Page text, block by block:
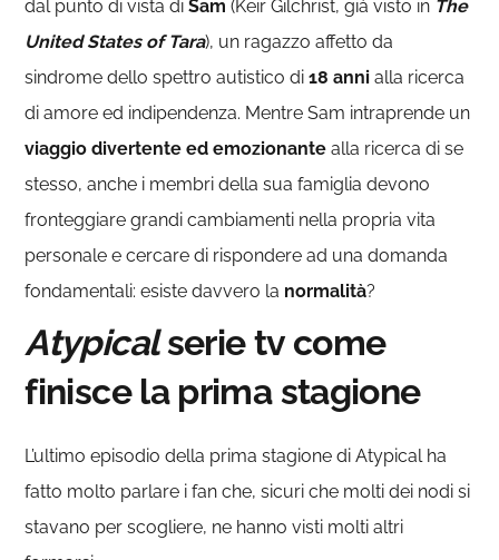
dal punto di vista diSam (Keir Gilchrist, già visto in The
United States of Tara), un ragazzo affetto da
sindrome dello spettro autistico di18 anni alla ricerca
di amore ed indipendenza. Mentre Sam intraprende un
viaggio divertente ed emozionante alla ricerca di se
stesso, anche i membri della sua famiglia devono
fronteggiare grandi cambiamenti nella propria vita
personale e cercare di rispondere ad una domanda
fondamentali: esiste davvero la normalità?
Atypicalserie tv come
finisce la prima stagione
L’ultimo episodio della prima stagione di Atypical ha
fatto molto parlare i fan che, sicuri che molti dei nodi si
stavano per scogliere, ne hanno visti molti altri